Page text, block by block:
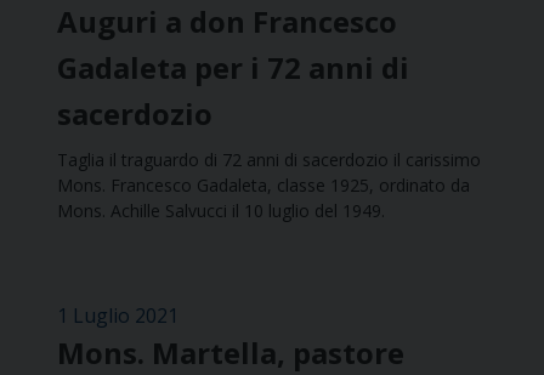
Auguri a don Francesco
Gadaleta per i 72 anni di
sacerdozio
Taglia il traguardo di 72 anni di sacerdozio il carissimo
Mons. Francesco Gadaleta, classe 1925, ordinato da
Mons. Achille Salvucci il 10 luglio del 1949.
1 Luglio 2021
Mons. Martella, pastore